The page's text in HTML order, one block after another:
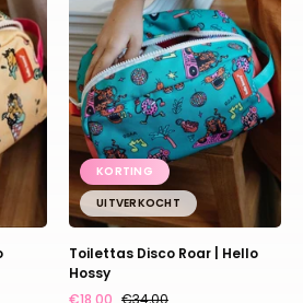
Hello
Hossy
KORTING
UITVERKOCHT
Toilettas Disco Roar | Hello
Hossy
€18,00 €34,00